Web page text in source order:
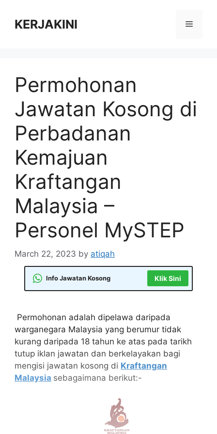
contentKERJAKINI Menu
Permohonan
Jawatan Kosong di
Perbadanan
Kemajuan
Kraftangan
Malaysia –
Personel MySTEP
March 22, 2023 by atiqah
Info Jawatan Kosong Klik Sini
Permohonan adalah dipelawa daripada
warganegara Malaysia yang berumur tidak
kurang daripada 18 tahun ke atas pada tarikh
tutup iklan jawatan dan berkelayakan bagi
mengisi jawatan kosong di Kraftangan
Malaysia sebagaimana berikut:-